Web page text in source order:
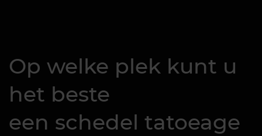
Op welke plek kunt u
het beste
een schedel tatoeage